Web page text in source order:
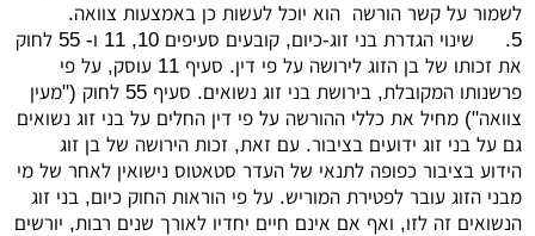
לשמור על קשר הורשה הוא יוכל לעשות כן באמצעות צוואה.
5.
שינוי הגדרת בני זוג-כיום, קובעים סעיפים 10, 11 ו- 55 לחוק
את זכותו של בן הזוג לירושה על פי דין. סעיף 11 עוסק, על פי
פרשנותו המקובלת, בירושת בני זוג נשואים. סעיף 55 לחוק ("מעין
צוואה") מחיל את כללי ההורשה על פי דין החלים על בני זוג נשואים
גם על בני זוג ידועים בציבור. עם זאת, זכות הירושה של בן זוג
הידוע בציבור כפופה לתנאי של העדר סטאטוס נישואין לאחר של מי
מבני הזוג עובר לפטירת המוריש. על פי הוראות החוק כיום, בני זוג
הנשואים זה לזו, ואף אם אינם חיים יחדיו לאורך שנים רבות, יורשים